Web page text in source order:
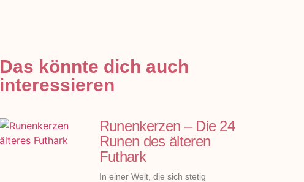
Das könnte dich auch
interessieren
Runenkerzen – Die 24
Runen des älteren
Futhark
In einer Welt, die sich stetig